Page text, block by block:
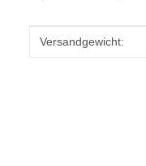
Produkteigenschaft
Wert
Versandgewicht: